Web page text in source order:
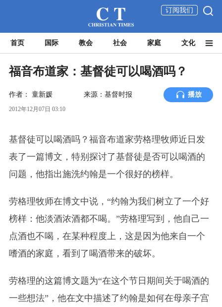
订阅我们
首页 国际 教会 社会 家庭 文化
福音布道家：基督徒可以喝酒吗？
作者： 童新媛 来源：基督时报 播放
2012年12月07日 03:10
基督徒可以喝酒吗？福音布道家劳格理牧师近日发
表了一篇博文，特别探讨了基督徒是否可以喝酒的
问题，他指出施洗约翰是一个很好的榜样。
劳格理牧师在博文中说，“约翰为我们树立了一个好
榜样：他淡酒浓酒都不喝。”劳格理写到，他自己一
点酒也不喝，在某种程度上，这是因为他来自一个
嗜酒的家庭，看到了喝酒带来的破坏。
劳格理的这篇博文题为“在这个节日期间关于喝酒的
一些想法”，他在文中描述了约翰是如何在母亲子宫